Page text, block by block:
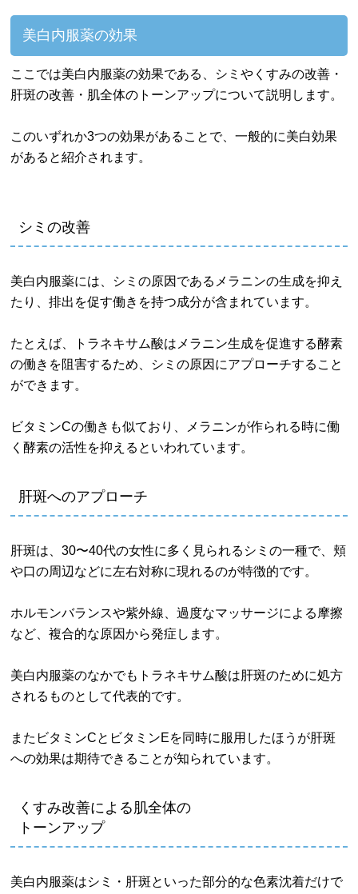
美白内服薬の効果
ここでは美白内服薬の効果である、シミやくすみの改善・
肝斑の改善・肌全体のトーンアップについて説明します。
このいずれか3つの効果があることで、一般的に美白効果
があると紹介されます。
シミの改善
美白内服薬には、シミの原因であるメラニンの生成を抑え
たり、排出を促す働きを持つ成分が含まれています。
たとえば、トラネキサム酸はメラニン生成を促進する酵素
の働きを阻害するため、シミの原因にアプローチすること
ができます。
ビタミンCの働きも似ており、メラニンが作られる時に働
く酵素の活性を抑えるといわれています。
肝斑へのアプローチ
肝斑は、30〜40代の女性に多く見られるシミの一種で、頬
や口の周辺などに左右対称に現れるのが特徴的です。
ホルモンバランスや紫外線、過度なマッサージによる摩擦
など、複合的な原因から発症します。
美白内服薬のなかでもトラネキサム酸は肝斑のために処方
されるものとして代表的です。
またビタミンCとビタミンEを同時に服用したほうが肝斑
への効果は期待できることが知られています。
くすみ改善による肌全体の
トーンアップ
美白内服薬はシミ・肝斑といった部分的な色素沈着だけで